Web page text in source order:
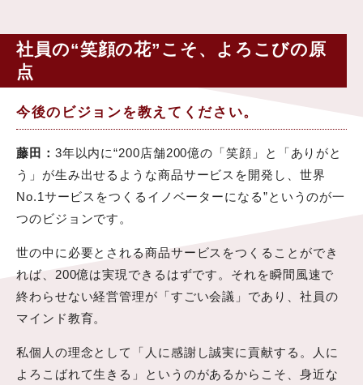
社員の“笑顔の花”こそ、よろこびの原
点
今後のビジョンを教えてください。
藤田： 3年以内に“200店舗200億の「笑顔」と「ありがと
う」が生み出せるような商品サービスを開発し、世界
No.1サービスをつくるイノベーターになる”というのが一
つのビジョンです。
世の中に必要とされる商品サービスをつくることができ
れば、200億は実現できるはずです。それを瞬間風速で
終わらせない経営管理が「すごい会議」であり、社員の
マインド教育。
私個人の理念として「人に感謝し誠実に貢献する。人に
よろこばれて生きる」というのがあるからこそ、身近な